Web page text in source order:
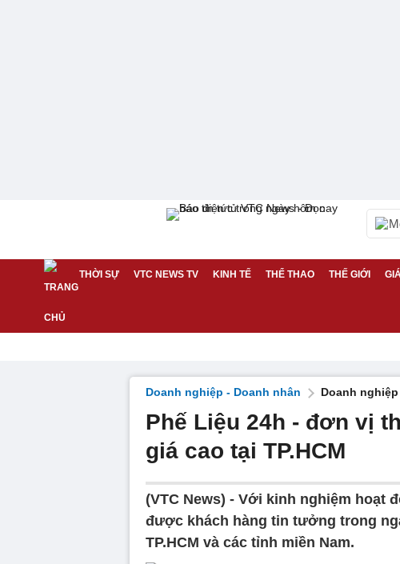
THỜI SỰ VTC NEWS TV KINH TẾ THỂ THAO THẾ GIỚI
Doanh nghiệp - Doanh nhân Doanh
Phế Liệu 24h - đơn vị
giá cao tại TP.HCM
(VTC News) - Với kinh nghiệm hoạt
được khách hàng tin tưởng trong
TP.HCM và các tỉnh miền Nam.